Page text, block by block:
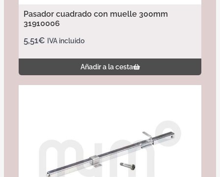
Pasador cuadrado con muelle 300mm
31910006
5,51€ IVA incluido
Añadir a la cesta